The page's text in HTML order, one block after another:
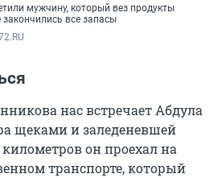
мужчину, который вез продукты
все запасы
нас встречает Абдула
щеками и заледеневшей
километров он проехал на
транспорте, который